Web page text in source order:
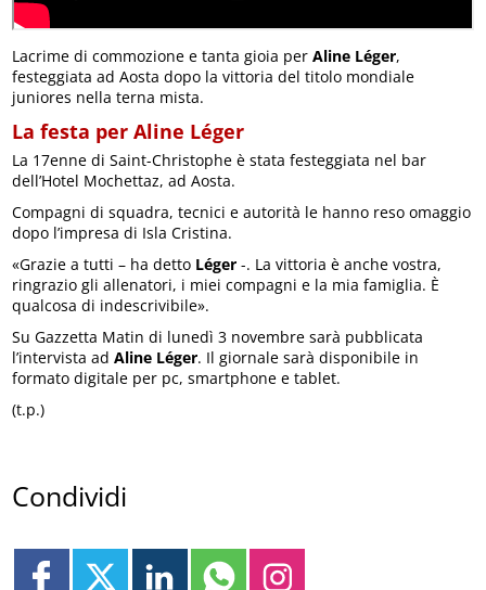
Lacrime di commozione e tanta gioia perAline Léger,
festeggiata ad Aosta dopo la vittoria del titolo mondiale
juniores nella terna mista.
La festa per Aline Léger
La 17enne di Saint-Christophe è stata festeggiata nel bar
dell’Hotel Mochettaz, ad Aosta.
Compagni di squadra, tecnici e autorità le hanno reso omaggio
dopo l’impresa di Isla Cristina.
«Grazie a tutti – ha detto Léger -. La vittoria è anche vostra,
ringrazio gli allenatori, i miei compagni e la mia famiglia. È
qualcosa di indescrivibile».
Su Gazzetta Matin di lunedì 3 novembre sarà pubblicata
l’intervista adAline Léger. Il giornale sarà disponibile in
formato digitale per pc, smartphone e tablet.
(t.p.)
Condividi